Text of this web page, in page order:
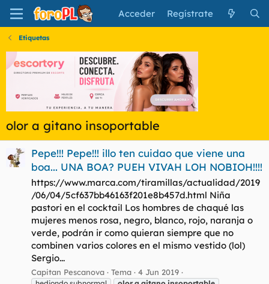
Acceder Regístrate
Etiquetas
olor a gitano insoportable
Pepe!!! Pepe!!! illo ten cuidao que viene una
boa... UNA BOA? PUEH VIVAH LOH NOBIOH!!!!
https://www.marca.com/tiramillas/actualidad/2019
/06/04/5cf637bb46163f201e8b457d.html Niña
pastori en el cocktail Los hombres de chaqué las
mujeres menos rosa, negro, blanco, rojo, naranja o
verde, podrán ir como quieran siempre que no
combinen varios colores en el mismo vestido (lol)
Sergio...
Capitan Pescanova Tema 4 Jun 2019